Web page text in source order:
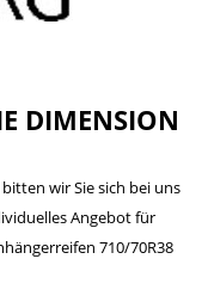
DIMENSION
wir Sie sich bei uns
Angebot für
710/70R38